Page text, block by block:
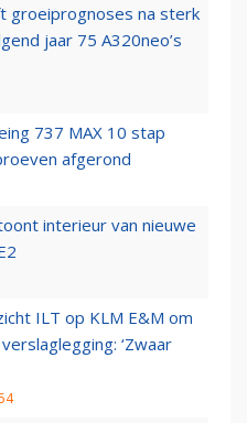
groeiprognoses na sterk
jaar 75 A320neo’s
737 MAX 10 stap
afgerond
interieur van nieuwe
ILT op KLM E&M om
‘Zwaar